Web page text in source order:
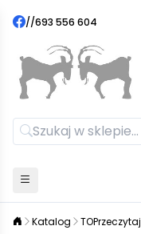
//693 556 604
Katalog TOPrzeczytaj